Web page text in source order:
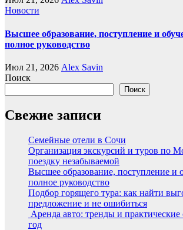
Новости
Высшее образование, поступление и
полное руководство
Июл 21, 2026 Alex Savin
Поиск
Поиск
Свежие записи
Семейные отели в Сочи
Организация экскурсий и туров по
поездку незабываемой
Высшее образование, поступление и
полное руководство
Подбор горящего тура: как найти
предложение и не ошибиться
Аренда авто: тренды и практические
год